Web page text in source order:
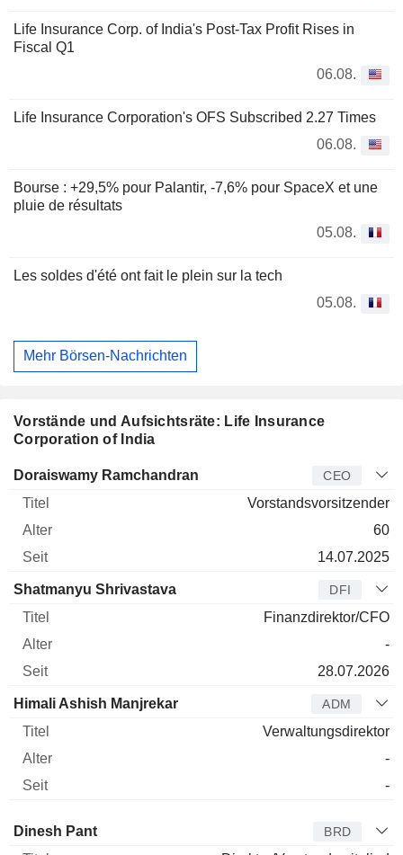
Life Insurance Corp. of India's Post-Tax Profit Rises in
Fiscal Q1
06.08.
Life Insurance Corporation's OFS Subscribed 2.27 Times
06.08.
Bourse : +29,5% pour Palantir, -7,6% pour SpaceX et une
pluie de résultats
05.08.
Les soldes d'été ont fait le plein sur la tech
05.08.
Mehr Börsen-Nachrichten
Vorstände und Aufsichtsräte: Life Insurance
Corporation of India
Manager Titel Alter Seit
Doraiswamy Ramchandran CEO
Vorstandsvorsitzender
60
14.07.2025
Shatmanyu Shrivastava DFI
Finanzdirektor/CFO
-
28.07.2026
Himali Ashish Manjrekar ADM
Verwaltungsdirektor
-
-
Verwaltungsratsmitglied
Dinesh Pant BRD